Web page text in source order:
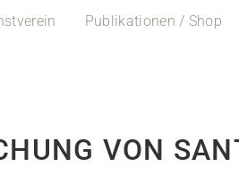
Publikationen / Shop
VON